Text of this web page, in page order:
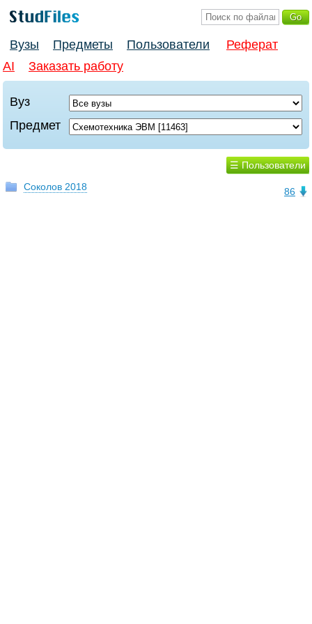
Вузы Предметы Пользователи
Реферат
AI
Заказать работу
Вуз
Предмет
☰ Пользователи
86
Соколов 2018